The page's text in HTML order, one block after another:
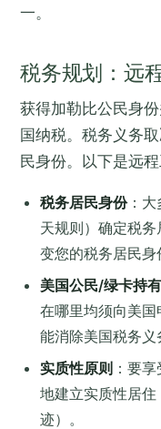
一。
税务规划：远
获得加勒比公民身
国纳税。税务义务
民身份。以下是远
税务居民身份：大
天规则）确定税
变您的税务居民身
美国公民/绿卡持
在哪里均须向美
能消除美国税务义
实质性原则 ：要
地建立实质性居
迹）。